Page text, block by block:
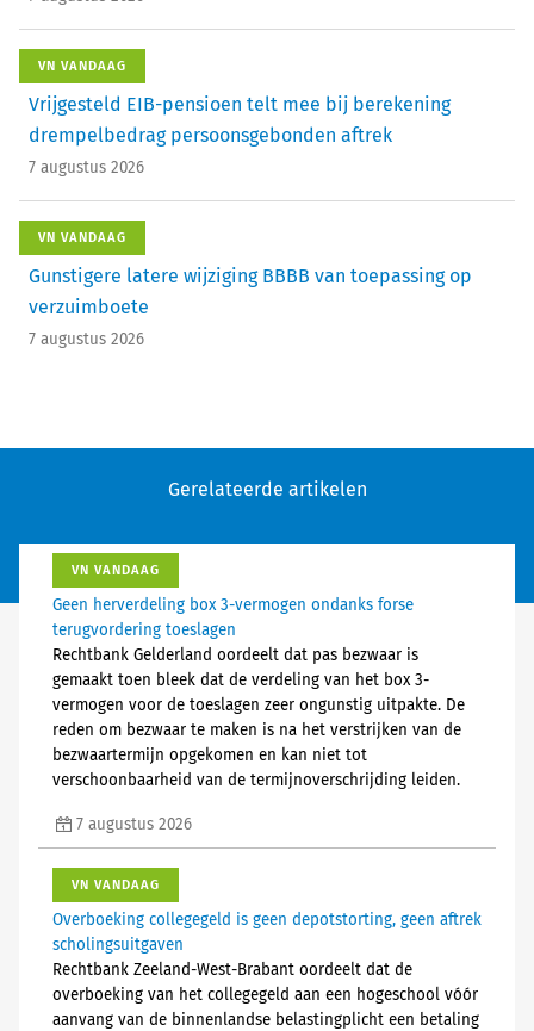
VN VANDAAG
Vrijgesteld EIB-pensioen telt mee bij berekening
drempelbedrag persoonsgebonden aftrek
7 augustus 2026
VN VANDAAG
Gunstigere latere wijziging BBBB van toepassing op
verzuimboete
7 augustus 2026
Gerelateerde artikelen
VN VANDAAG
Geen herverdeling box 3-vermogen ondanks forse
terugvordering toeslagen
Rechtbank Gelderland oordeelt dat pas bezwaar is
gemaakt toen bleek dat de verdeling van het box 3-
vermogen voor de toeslagen zeer ongunstig uitpakte. De
reden om bezwaar te maken is na het verstrijken van de
bezwaartermijn opgekomen en kan niet tot
verschoonbaarheid van de termijnoverschrijding leiden.
7 augustus 2026
VN VANDAAG
Overboeking collegegeld is geen depotstorting, geen aftrek
scholingsuitgaven
Rechtbank Zeeland-West-Brabant oordeelt dat de
overboeking van het collegegeld aan een hogeschool vóór
aanvang van de binnenlandse belastingplicht een betaling